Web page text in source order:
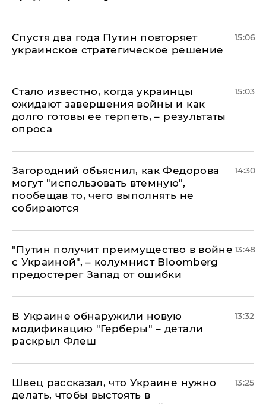
Спустя два года Путин повторяет
украинское стратегическое решение
15:06
Стало известно, когда украинцы
ожидают завершения войны и как
долго готовы ее терпеть, – результаты
опроса
15:03
Загородний объяснил, как Федорова
могут "использовать втемную",
пообещав то, чего выполнять не
собираются
14:30
"Путин получит преимущество в войне
с Украиной", – колумнист Bloomberg
предостерег Запад от ошибки
13:48
В Украине обнаружили новую
модификацию "Герберы" – детали
раскрыл Флеш
13:32
Швец рассказал, что Украине нужно
делать, чтобы выстоять в
13:25